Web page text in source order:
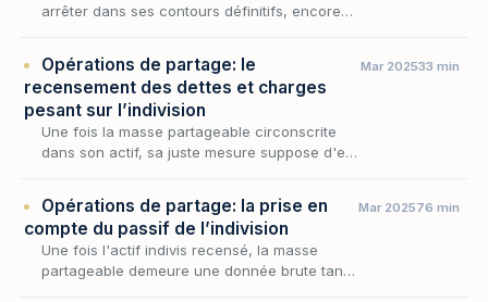
arrêter dans ses contours définitifs, encore
Opérations de partage: le
recensement des dettes et charges
pesant sur l’indivision
Une fois la masse partageable circonscrite
dans son actif, sa juste mesure suppose d'en
demeure…
Mar 202533 min
Opérations de partage: la prise en
compte du passif de l’indivision
Une fois l'actif indivis recensé, la masse
partageable demeure une donnée brute tant
Mar 202576 min